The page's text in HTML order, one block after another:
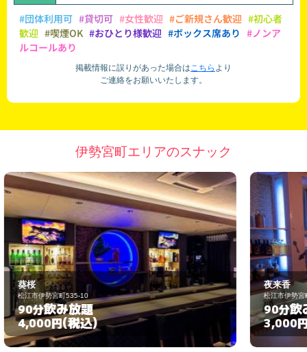
#団体利用可 #貸切可 #女性歓迎 #ご新規さん歓迎 #初心者
歓迎 #喫煙OK #おひとり様歓迎 #ボックス席あり #ノンア
ルコールあり
掲載情報に誤りがあった場合はこちら より
ご連絡をお願いいたします。
伊勢宮町エリアのスナック
夜来香
松江市伊勢宮町535-52
90分飲み放題
3,000円(税込)